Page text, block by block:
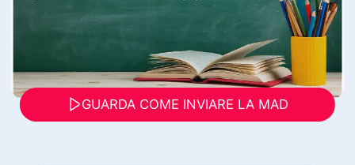
GUARDA COME INVIARE LA MAD